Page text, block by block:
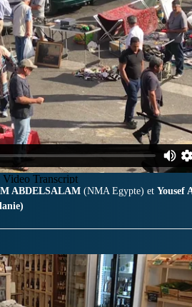
ABDELSALAM (NMA Egypte) et Yousef